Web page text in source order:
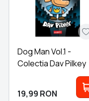
Dog Man Vol.1 -
Colectia Dav Pilkey
19,99 RON